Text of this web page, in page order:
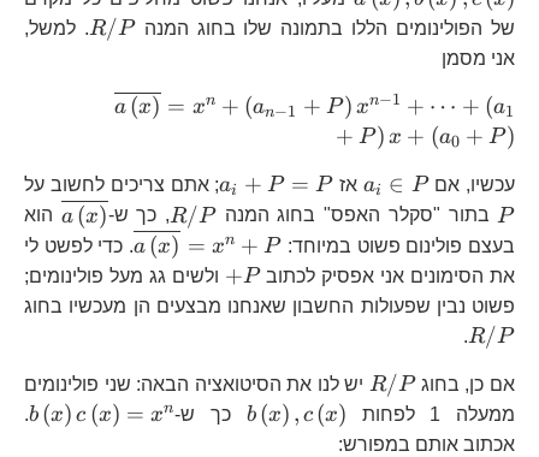
של הפולינומים הללו בתמונה שלו בחוג המנה
R/P
R/P
. למשל,
אני מסמן
a (x) = xn + (an−1 + P) xn−1 + ⋯ + (a1
+ P) x + (a0 + P )
עכשיו, אם
a_{i}\in
P
ai ∈ P אז
a_{i}+P=P
ai + P = P ; אתם צריכים לחשוב על
P בתור "סקלר האפס" בחוג המנה
R/P
R/P , כך ש- a (x)
הוא
בעצם פולינום פשוט במיוחד:
a (x) = xn + P
. כדי לפשט לי
את הסימונים אני אפסיק לכתוב
+P
+P
ולשים גג מעל פולינומים;
פשוט נבין שפעולות החשבון שאנחנו מבצעים הן מעכשיו בחוג
R/P
.
אם כן, בחוג R/P R/P
יש לנו את הסיטואציה הבאה: שני פולינומים
ממעלה 1 לפחות
b (x) , c (x) כך ש- b (x) c (x) = xn
.
אכתוב אותם במפורש: